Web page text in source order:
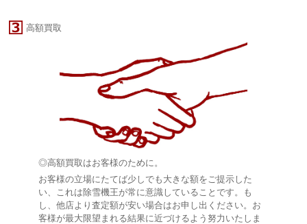
高額買取
◎高額買取はお客様のために。
お客様の立場にたてば少しでも大きな額をご提示した
い、これは除雪機王が常に意識していることです。も
し、他店より査定額が安い場合はお申し出ください。お
客様が最大限望まれる結果に近づけるよう努力いたしま